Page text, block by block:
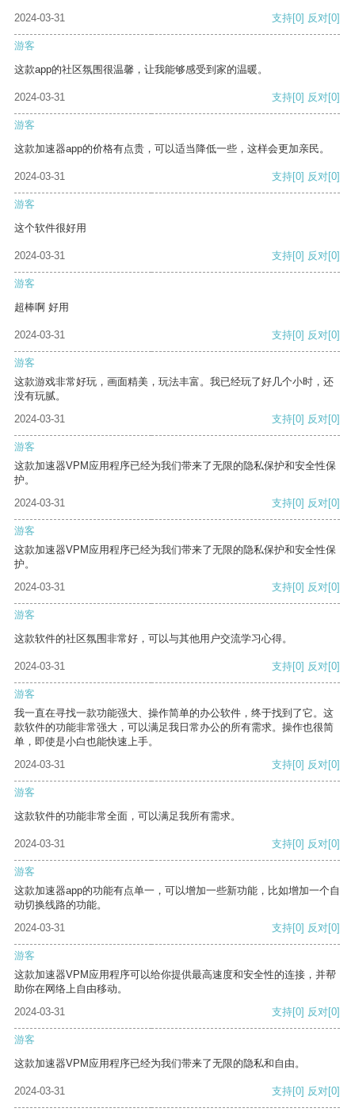
2024-03-31 支持[0] 反对[0]
游客
这款app的社区氛围很温馨，让我能够感受到家的温暖。
2024-03-31 支持[0] 反对[0]
游客
这款加速器app的价格有点贵，可以适当降低一些，这样会更加亲民。
2024-03-31 支持[0] 反对[0]
游客
这个软件很好用
2024-03-31 支持[0] 反对[0]
游客
超棒啊 好用
2024-03-31 支持[0] 反对[0]
游客
这款游戏非常好玩，画面精美，玩法丰富。我已经玩了好几个小时，还
没有玩腻。
2024-03-31
支持[0] 反对[0]
游客
这款加速器VPM应用程序已经为我们带来了无限的隐私保护和安全性保
护。
2024-03-31
支持[0] 反对[0]
游客
这款加速器VPM应用程序已经为我们带来了无限的隐私保护和安全性保
护。
2024-03-31
支持[0] 反对[0]
游客
这款软件的社区氛围非常好，可以与其他用户交流学习心得。
2024-03-31 支持[0] 反对[0]
游客
我一直在寻找一款功能强大、操作简单的办公软件，终于找到了它。这
款软件的功能非常强大，可以满足我日常办公的所有需求。操作也很简
单，即使是小白也能快速上手。
2024-03-31
支持[0] 反对[0]
游客
这款软件的功能非常全面，可以满足我所有需求。
2024-03-31 支持[0] 反对[0]
游客
这款加速器app的功能有点单一，可以增加一些新功能，比如增加一个自
动切换线路的功能。
2024-03-31
支持[0] 反对[0]
游客
这款加速器VPM应用程序可以给你提供最高速度和安全性的连接，并帮
助你在网络上自由移动。
2024-03-31
支持[0] 反对[0]
游客
这款加速器VPM应用程序已经为我们带来了无限的隐私和自由。
2024-03-31 支持[0] 反对[0]